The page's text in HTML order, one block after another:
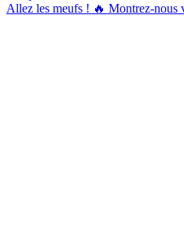
Allez les meufs ! 🔥 Montrez-nous